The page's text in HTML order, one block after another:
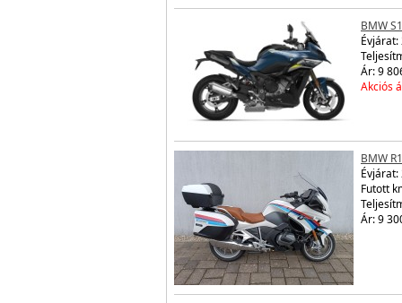
BMW
Évjárat:
Ár: 9
Akciós
BMW
Évjárat:
Futott
Ár: 9